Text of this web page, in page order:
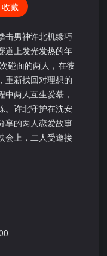
收藏
击男神许北机缘巧
道上发光发热的年
碰面的两人，在彼
重新找回对理想的
两人互生爱慕，
。许北守护在沈安
享的两人恋爱故事
会上，二人受邀接